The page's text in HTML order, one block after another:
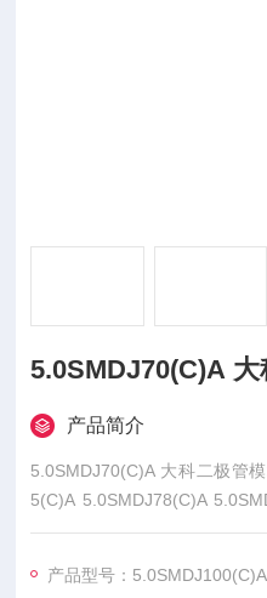
产品简介
5.0SMDJ70(C)A 大科二极管模块，5.0SMDJ70(C)A 5.0SMDJ7
5(C)A 5.0SMDJ78(C)A
MDJ90(C)A 5.0SMDJ100(C)A
推出的一系列高性能半导体器
产品型号：5.0SMDJ100(C)A